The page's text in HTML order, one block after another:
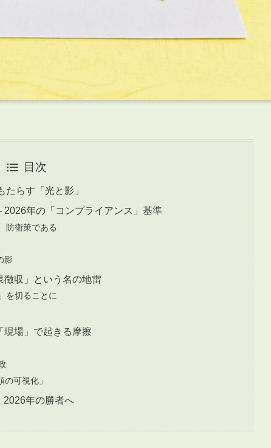
目次
らす「光と影」
年の「コンプライアンス」基準
防衛策である
影
収」という名の地雷
を切ることに
場」で起きる摩擦
可視化」
2026年の勝者へ